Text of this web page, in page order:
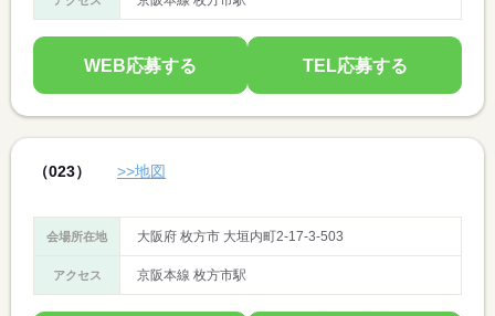
WEB応募する TEL応募する
（023） >>地図
会場所在地 大阪府 枚方市 大垣内町2-17-3-503
アクセス 京阪本線 枚方市駅